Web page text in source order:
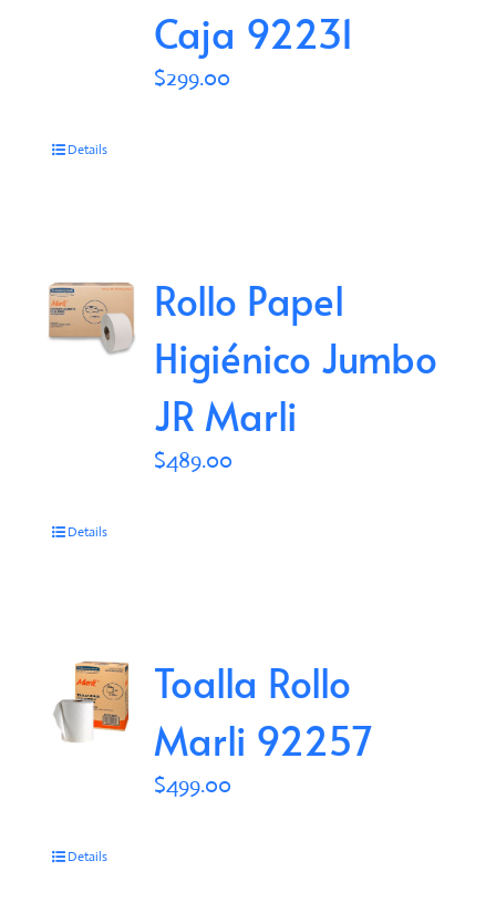
Caja 92231
$299.00
Details
Rollo Papel
Higiénico Jumbo
JR Marli
$489.00
Details
Toalla Rollo
Marli 92257
$499.00
Details